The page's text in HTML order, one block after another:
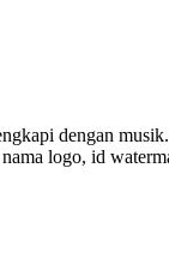
dengan
logo, id